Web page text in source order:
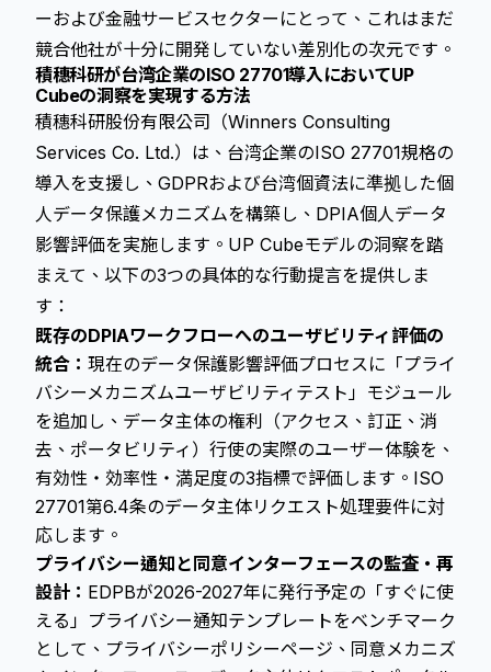
ーおよび金融サービスセクターにとって、これはまだ
競合他社が十分に開発していない差別化の次元です。
積穗科研が台湾企業のISO 27701導入においてUP
Cubeの洞察を実現する方法
積穗科研股份有限公司（Winners Consulting
Services Co. Ltd.）は、台湾企業のISO 27701規格の
導入を支援し、GDPRおよび台湾個資法に準拠した個
人データ保護メカニズムを構築し、DPIA個人データ
影響評価を実施します。UP Cubeモデルの洞察を踏
まえて、以下の3つの具体的な行動提言を提供しま
す：
既存のDPIAワークフローへのユーザビリティ評価の
統合： 現在のデータ保護影響評価プロセスに「プライ
バシーメカニズムユーザビリティテスト」モジュール
を追加し、データ主体の権利（アクセス、訂正、消
去、ポータビリティ）行使の実際のユーザー体験を、
有効性・効率性・満足度の3指標で評価します。ISO
27701第6.4条のデータ主体リクエスト処理要件に対
応します。
プライバシー通知と同意インターフェースの監査・再
設計： EDPBが2026-2027年に発行予定の「すぐに使
える」プライバシー通知テンプレートをベンチマーク
として、プライバシーポリシーページ、同意メカニズ